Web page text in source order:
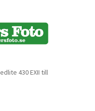
430 EXII till